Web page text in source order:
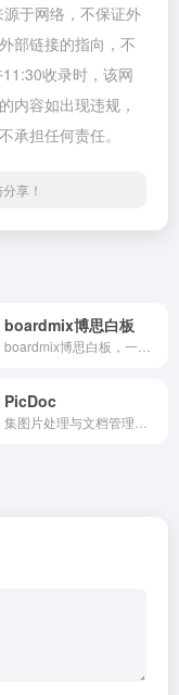
于网络，不保证外
部链接的指向，不
收录时，该网
内容如出现违规，
承担任何责任。
享！
boardmix博思白板
PicDoc